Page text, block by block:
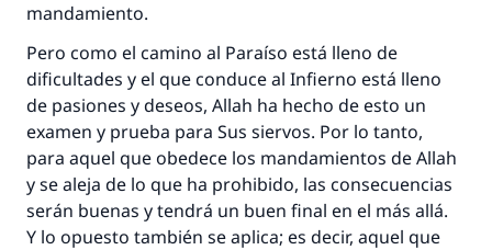
mandamiento.
Pero como el camino al Paraíso está lleno de
dificultades y el que conduce al Infierno está lleno
de pasiones y deseos, Allah ha hecho de esto un
examen y prueba para Sus siervos. Por lo tanto,
para aquel que obedece los mandamientos de Allah
y se aleja de lo que ha prohibido, las consecuencias
serán buenas y tendrá un buen final en el más allá.
Y lo opuesto también se aplica; es decir, aquel que